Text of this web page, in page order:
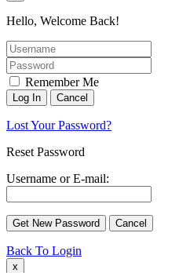
Hello, Welcome Back!
Remember Me
Lost Your Password?
Reset Password
Username or E-mail:
Back To Login
x